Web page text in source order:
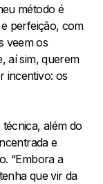
método é
perfeição, com
veem os
aí sim, querem
incentivo: os
além do
e
“Embora a
que vir da